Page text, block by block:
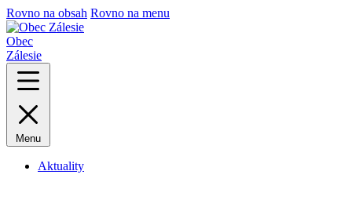
Rovno na obsah Rovno na menu
Obec
Zálesie
Menu
Aktuality